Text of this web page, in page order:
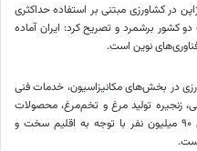
در کشاورزی مبتنی بر استفاده حداکثری
دو کشور برشمرد و تصریح کرد: ایران آماده
نوین است.
در بخش‌های مکانیزاسیون، خدمات فنی
زنجیره تولید مرغ و تخم‌مرغ، محصولات
جالیزی، سبزی و صیفی و تأمین امنیت غذایی ۹۰ میلیون نفر با توجه به اقلیم سخت و